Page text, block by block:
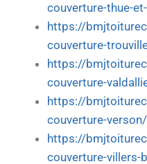
couverture-thue-
https://
couverture-
https://
couverture-
https://
couverture-verson/
https://
couverture-villers-